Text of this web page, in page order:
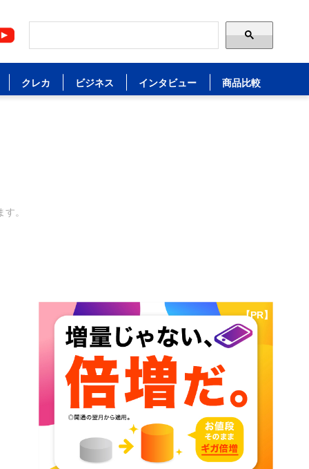
クレカ ビジネス インタビュー 商品比較
す。
【PR】